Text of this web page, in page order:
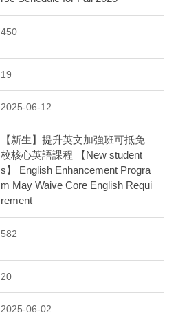
450
19
2025-06-12
【新生】提升英文加強班可抵免
校核心英語課程 【New student
s】 English Enhancement Progra
m May Waive Core English Requi
rement
582
20
2025-06-02